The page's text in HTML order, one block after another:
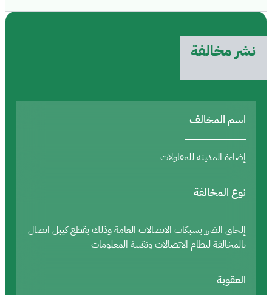
نشر مخالفة
اسم المخالف
إضاءة المدينة للمقاولات
نوع المخالفة
إلحاق الضرر بشبكات الاتصالات العامة وذلك بقطع كيبل اتصال
بالمخالفة لنظام الاتصالات وتقنية المعلومات
العقوبة